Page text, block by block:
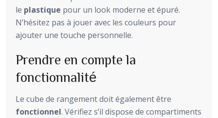
le plastique pour un look moderne et épuré.
N’hésitez pas à jouer avec les couleurs pour
ajouter une touche personnelle.
Prendre en compte la
fonctionnalité
Le cube de rangement doit également être
fonctionnel. Vérifiez s’il dispose de compartiments